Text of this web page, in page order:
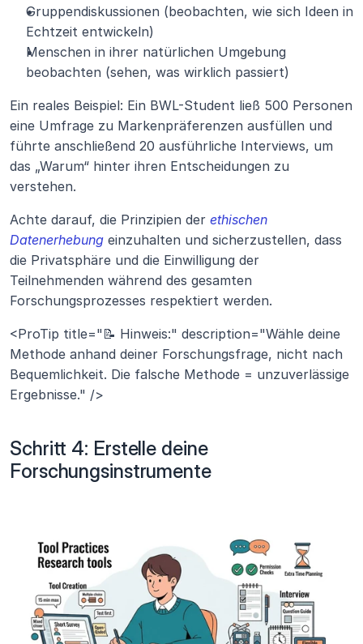
Gruppendiskussionen (beobachten, wie sich Ideen in
Echtzeit entwickeln)
Menschen in ihrer natürlichen Umgebung
beobachten (sehen, was wirklich passiert)
Ein reales Beispiel: Ein BWL-Student ließ 500 Personen
eine Umfrage zu Markenpräferenzen ausfüllen und
führte anschließend 20 ausführliche Interviews, um
das „Warum“ hinter ihren Entscheidungen zu
verstehen.
Achte darauf, die Prinzipien der ethischen
Datenerhebung einzuhalten und sicherzustellen, dass
die Privatsphäre und die Einwilligung der
Teilnehmenden während des gesamten
Forschungsprozesses respektiert werden.
<ProTip title="📝 Hinweis:" description="Wähle deine
Methode anhand deiner Forschungsfrage, nicht nach
Bequemlichkeit. Die falsche Methode = unzuverlässige
Ergebnisse." />
Schritt 4: Erstelle deine
Forschungsinstrumente